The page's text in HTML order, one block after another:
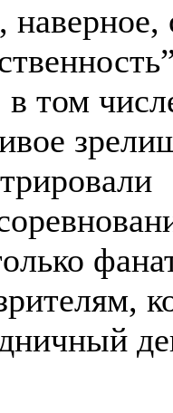
наверное,
в том